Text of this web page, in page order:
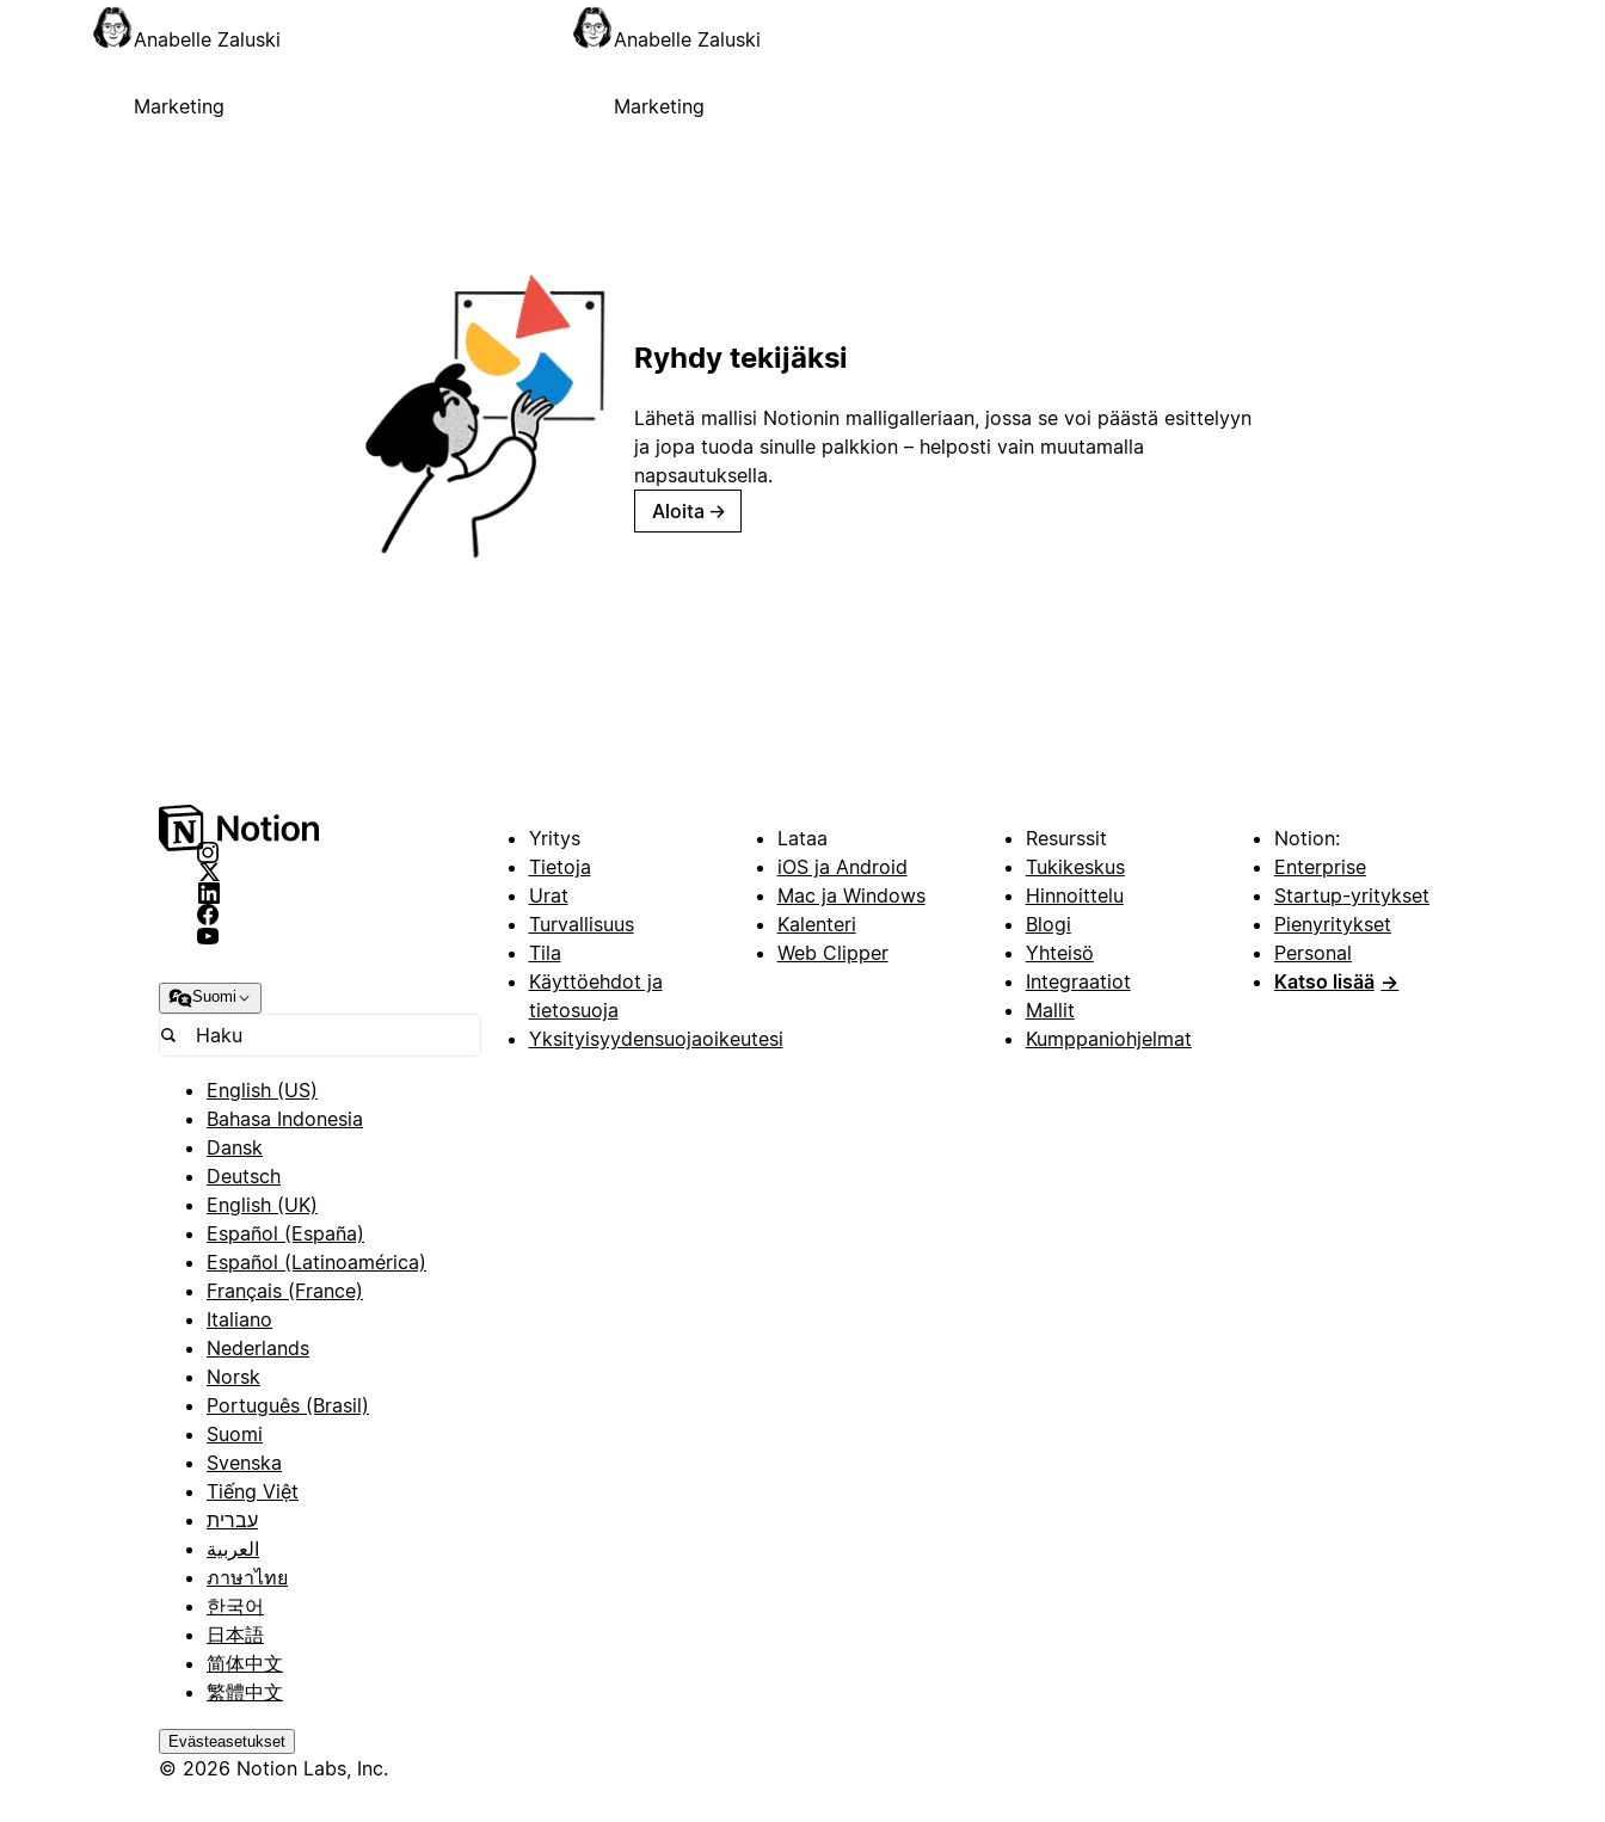
Anabelle Zaluski
Marketing
Anabelle Zaluski
Marketing
Ryhdy tekijäksi
Lähetä mallisi Notionin malligalleriaan, jossa se voi päästä esittelyyn
ja jopa tuoda sinulle palkkion – helposti vain muutamalla
napsautuksella.
Aloita →
Suomi
English (US)
Bahasa Indonesia
Dansk
Deutsch
English (UK)
Español (España)
Español (Latinoamérica)
Français (France)
Italiano
Nederlands
Norsk
Português (Brasil)
Suomi
Svenska
Tiếng Việt
עברית
العربية
ภาษาไทย
한국어
日本語
简体中文
繁體中文
Evästeasetukset
© 2026 Notion Labs, Inc.
Yritys
Tietoja
Urat
Turvallisuus
Tila
Käyttöehdot ja
tietosuoja
Yksityisyydensuojaoikeutesi
Lataa
iOS ja Android
Mac ja Windows
Kalenteri
Web Clipper
Resurssit
Tukikeskus
Hinnoittelu
Blogi
Yhteisö
Integraatiot
Mallit
Kumppaniohjelmat
Notion:
Enterprise
Startup-yritykset
Pienyritykset
Personal
Katso lisää →